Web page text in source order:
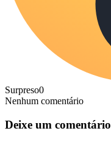
Surpreso0
Nenhum comentário
Deixe um comentário